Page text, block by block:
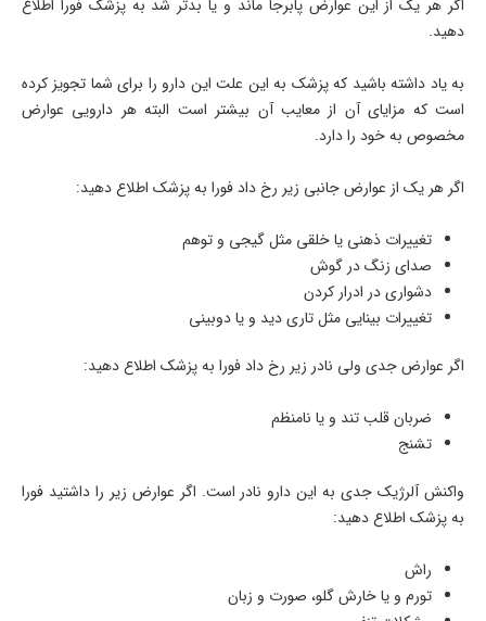
اگر هر یک از این عوارض پابرجا ماند و یا بدتر شد به پزشک فورا اطلاع
دهید.
به یاد داشته باشید که پزشک به این علت این دارو را برای شما تجویز کرده
است که مزایای آن از معایب آن بیشتر است البته هر دارویی عوارض
مخصوص به خود را دارد.
اگر هر یک از عوارض جانبی زیر رخ داد فورا به پزشک اطلاع دهید:
تغییرات ذهنی یا خلقی مثل گیجی و توهم
صدای زنگ در گوش
دشواری در ادرار کردن
تغییرات بینایی مثل تاری دید و یا دوبینی
اگر عوارض جدی ولی نادر زیر رخ داد فورا به پزشک اطلاع دهید:
ضربان قلب تند و یا نامنظم
تشنج
واکنش آلرژیک جدی به این دارو نادر است. اگر عوارض زیر را داشتید فورا
به پزشک اطلاع دهید:
راش
تورم و یا خارش گلو، صورت و زبان